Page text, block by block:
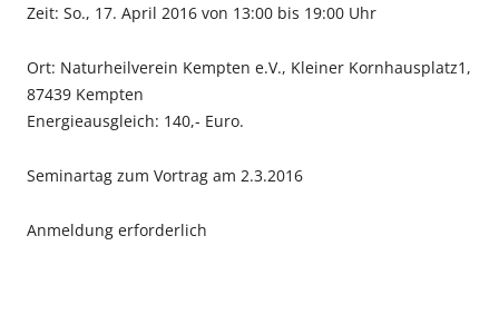
Zeit: So., 17. April 2016 von 13:00 bis 19:00 Uhr
Ort: Naturheilverein Kempten e.V., Kleiner Kornhausplatz1,
87439 Kempten
Energieausgleich: 140,- Euro.
Seminartag zum Vortrag am 2.3.2016
Anmeldung erforderlich